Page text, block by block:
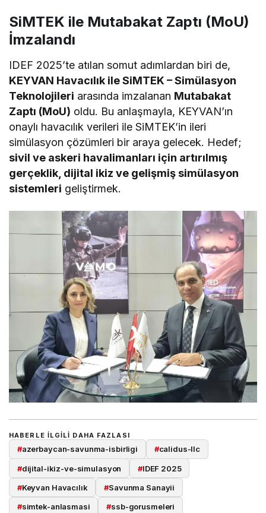
SiMTEK ile Mutabakat Zaptı (MoU)
İmzalandı
IDEF 2025’te atılan somut adımlardan biri de,
KEYVAN Havacılık ile SiMTEK – Simülasyon
Teknolojileri arasında imzalanan Mutabakat
Zaptı (MoU) oldu. Bu anlaşmayla, KEYVAN’ın
onaylı havacılık verileri ile SiMTEK’in ileri
simülasyon çözümleri bir araya gelecek. Hedef;
sivil ve askeri havalimanları için artırılmış
gerçeklik, dijital ikiz ve gelişmiş simülasyon
sistemleri geliştirmek.
HABERLE ILGILI DAHA FAZLASI
#azerbaycan-savunma-isbirligi #calidus-llc
#dijital-ikiz-ve-simulasyon #IDEF 2025
#Keyvan Havacılık #Savunma Sanayii
#simtek-anlasmasi #ssb-gorusmeleri